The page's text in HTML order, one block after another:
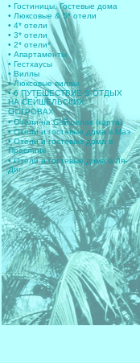
• Гостиницы, Гостевые дома
• Люксовые & 5* отели
• 4* отели
• 3* отели
• 2* отели*
• Апартаменты
• Гестхаусы
• Виллы
• Люксовые виллы
• 6 ПУТЕШЕСТВИЕ & ОТДЫХ
НА СЕЙШЕЛЬСКИХ
ОСТРОВАХ
• Отели на Сейшелах (карта)
• Отели и гостевые дома в Маэ
• Отели и гостевые дома в
Праслине
• Отели и гостевые дома в Ля-
Диг